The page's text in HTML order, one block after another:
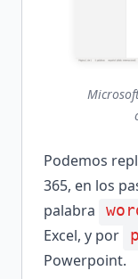
Podemos
365, en los
palabra
Excel, y por
Powerpoint.